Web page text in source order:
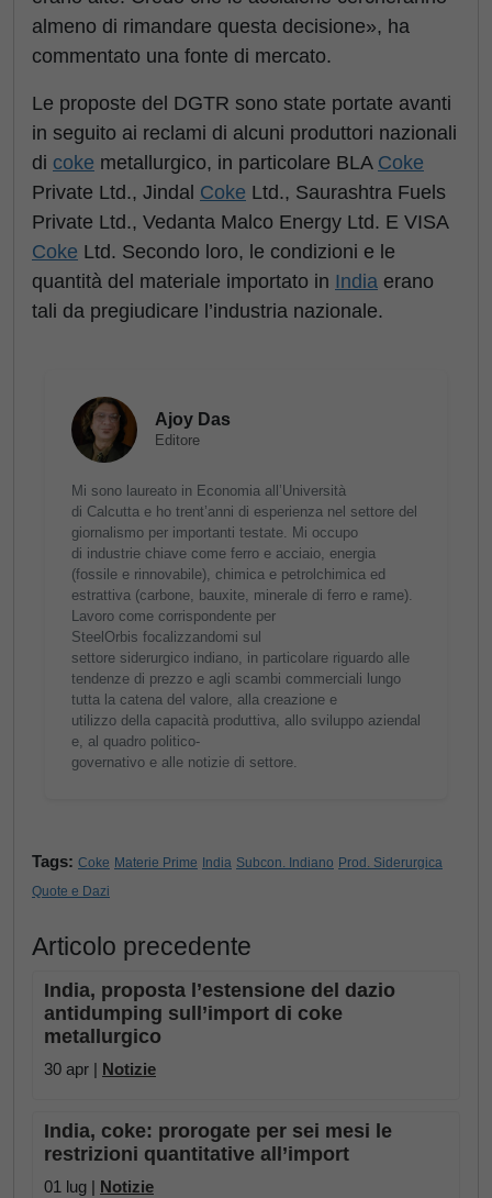
almeno di rimandare questa decisione», ha
commentato una fonte di mercato.
Le proposte del DGTR sono state portate avanti
in seguito ai reclami di alcuni produttori nazionali
di coke metallurgico, in particolare BLA Coke
Private Ltd., Jindal Coke Ltd., Saurashtra Fuels
Private Ltd., Vedanta Malco Energy Ltd. E VISA
Coke Ltd. Secondo loro, le condizioni e le
quantità del materiale importato in India erano
tali da pregiudicare l’industria nazionale.
Ajoy Das
Editore
Mi sono laureato in Economia all’Università
di Calcutta e ho trent’anni di esperienza nel settore del
giornalismo per importanti testate. Mi occupo
di industrie chiave come ferro e acciaio, energia
(fossile e rinnovabile), chimica e petrolchimica ed
estrattiva (carbone, bauxite, minerale di ferro e rame).
Lavoro come corrispondente per
SteelOrbis focalizzandomi sul
settore siderurgico indiano, in particolare riguardo alle
tendenze di prezzo e agli scambi commerciali lungo
tutta la catena del valore, alla creazione e
utilizzo della capacità produttiva, allo sviluppo aziendal
e, al quadro politico-
governativo e alle notizie di settore.
Tags: Coke Materie Prime India Subcon. Indiano Prod. Siderurgica
Quote e Dazi
Articolo precedente
India, proposta l’estensione del dazio
antidumping sull’import di coke
metallurgico
30 apr | Notizie
India, coke: prorogate per sei mesi le
restrizioni quantitative all’import
01 lug | Notizie